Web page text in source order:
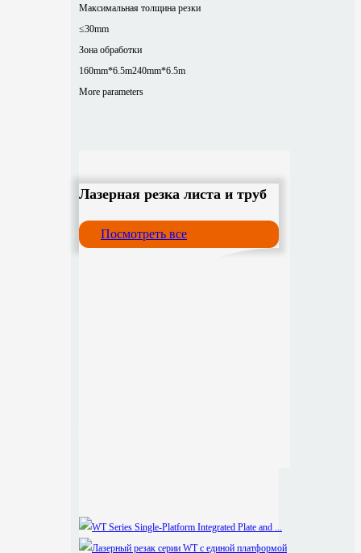
Максимальная толщина резки
≤30mm
Зона обработки
160mm*6.5m240mm*6.5m
More parameters
Лазерная резка листа и труб
Посмотреть все